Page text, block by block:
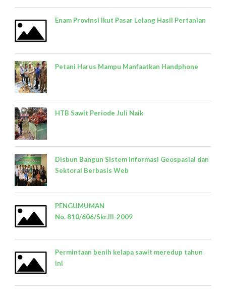
Enam Provinsi Ikut Pasar Lelang Hasil Pertanian
Petani Harus Mampu Manfaatkan Handphone
HTB Sawit Periode Juli Naik
Disbun Bangun Sistem Informasi Geospasial dan
Sektoral Berbasis Web
PENGUMUMAN
No. 810/606/Skr.III-2009
Permintaan benih kelapa sawit meredup tahun
ini